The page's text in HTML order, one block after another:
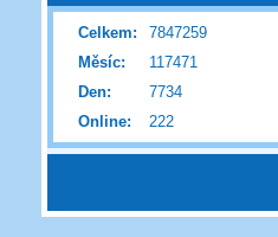
Online: 222
Celkem:
7847259
Měsíc:
117471
Den:
7734